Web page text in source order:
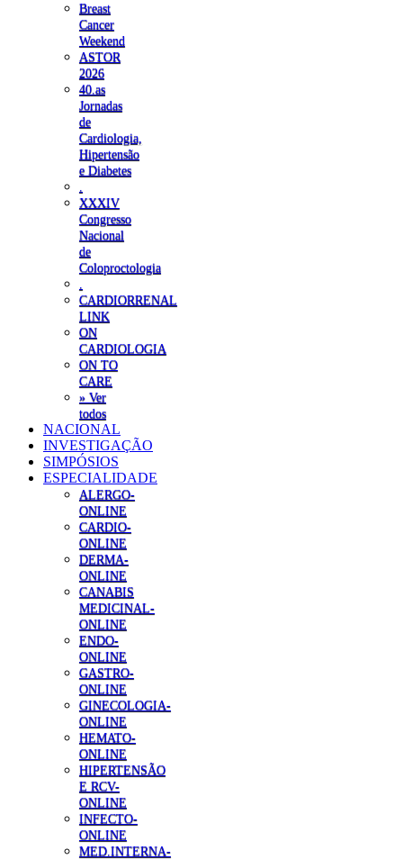
Breast
Cancer
Weekend
ASTOR
2026
40.as
Jornadas
de
Cardiologia,
Hipertensão
e Diabetes
XXXIV
Congresso
Nacional
de
Coloproctologia
CARDIORRENAL
LINK
ON
CARDIOLOGIA
ON TO
CARE
» Ver
todos
NACIONAL
INVESTIGAÇÃO
SIMPÓSIOS
ESPECIALIDADE
ALERGO-
ONLINE
CARDIO-
ONLINE
DERMA-
ONLINE
CANABIS
MEDICINAL-
ONLINE
ENDO-
ONLINE
GASTRO-
ONLINE
GINECOLOGIA-
ONLINE
HEMATO-
ONLINE
HIPERTENSÃO
E RCV-
ONLINE
INFECTO-
ONLINE
MED.INTERNA-